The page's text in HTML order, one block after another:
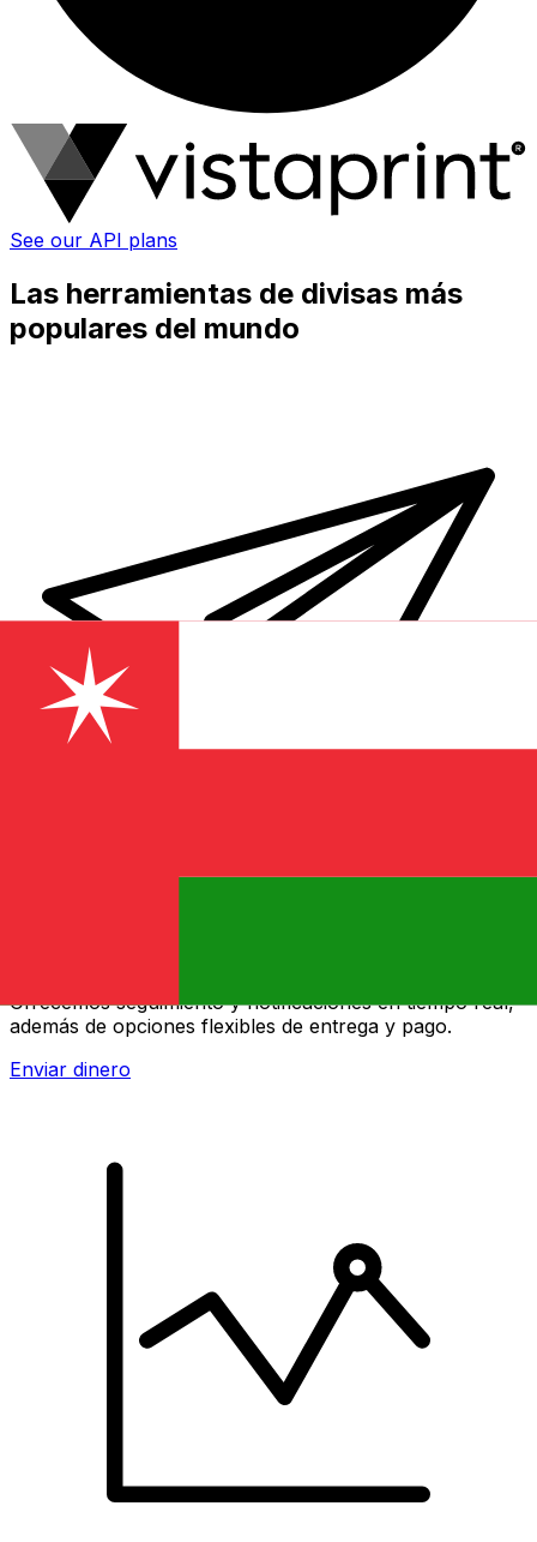
See our API plans
Las herramientas de divisas más
populares del mundo
Ofrecemos seguimiento y notificaciones en tiempo real,
además de opciones flexibles de entrega y pago.
Enviar dinero